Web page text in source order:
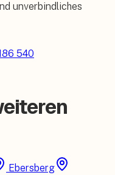
unverbindliches
540
Ebersberg